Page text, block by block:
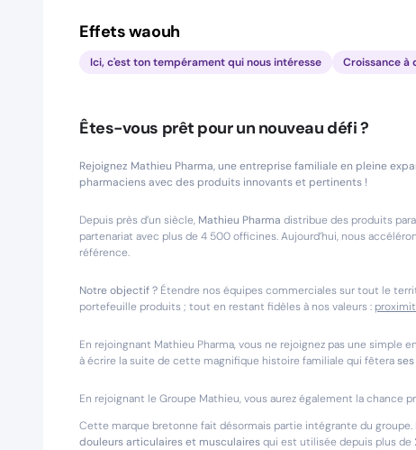
Effets waouh
Ici, c'est ton tempérament qui nous intéresse Croissance à
Êtes-vous prêt pour un nouveau défi ?
Rejoignez Mathieu Pharma, une entreprise familiale en pleine
pharmaciens avec des produits innovants et pertinents !
Depuis près d’un siècle, Mathieu Pharma distribue des produits
partenariat avec plus de 4 500 officines. Aujourd’hui, nous
référence.
Notre objectif ? Étendre nos équipes commerciales sur tout le
portefeuille produits ; tout en restant fidèles à nos valeurs :
En rejoingnant Mathieu Pharma, vous ne rejoignez pas une simple
à écrire la suite de cette magnifique histoire familiale qui fêtera
En rejoignant le Groupe Mathieu, vous aurez également la chance
Cette marque bretonne fait désormais partie intégrante du
douleurs articulaires et musculairesqui est utilisée depuis plus de